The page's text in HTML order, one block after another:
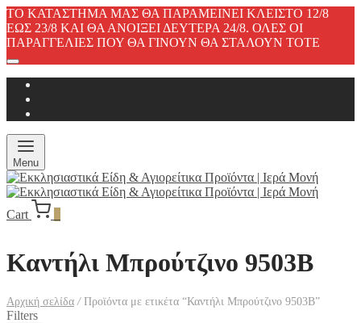
ΤΟ ΚΑΤΑΣΤΗΜΑ ΜΑΣ ΘΑ ΠΑΡΑΜΕΙΝΕΙ ΚΛΕΙΣΤΟ 12/8
ΕΩΣ 23/8 ΚΑΙ ΘΑ ΑΝΟΙΞΕΙ ΔΕΥΤΕΡΑ 24/8. ΟΛΕΣ ΟΙ
ΠΑΡΑΓΓΕΛΙΕΣ ΠΟΥ ΘΑ ΓΙΝΟΥΝ ΘΑ ΣΤΑΛΟΥΝ ΤΟΤΕ
Menu
Cart
Καντήλι Μπρούτζινο 9503Β
Αρχική σελίδα /Προϊόντα με ετικέτα “Καντήλι Μπρούτζινο 9503Β”
Filters